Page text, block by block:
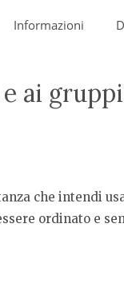
Informazioni
ai
che intendi
ordinato e